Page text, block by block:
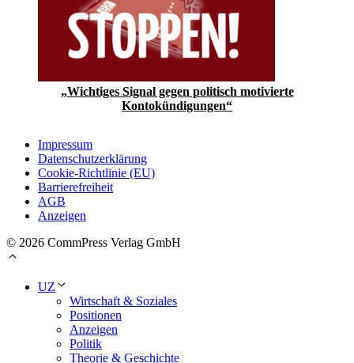
„Wichtiges Signal gegen politisch motivierte
Kontokündigungen“
Impressum
Datenschutzerklärung
Cookie-Richtlinie (EU)
Barrierefreiheit
AGB
Anzeigen
© 2026 CommPress Verlag GmbH
UZ
Wirtschaft & Soziales
Positionen
Anzeigen
Politik
Theorie & Geschichte